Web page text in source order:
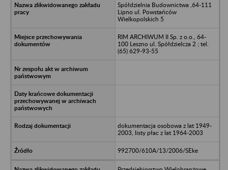
Spółdzielnia Budownictwa ,64-111
Lipno ul. Powstańców
Wielkopolskich 5
RIM ARCHIWUM II Sp. z o.o., 64-
100 Leszno ul. Spółdzielcza 2 ; tel.
(65) 629-93-55
dokumentacja osobowa z lat 1949-
2003, listy płac z lat 1964-2003
992700/610A/13/2006/SEke